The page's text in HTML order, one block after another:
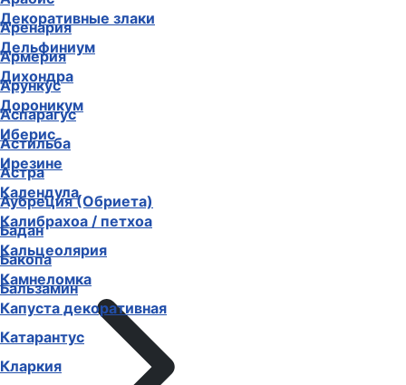
Аренария
Армерия
Арункус
Аспарагус
Астильба
Астра
Аубреция (Обриета)
Бадан
Бакопа
Бальзамин
Декоративные злаки
Дельфиниум
Дихондра
Дороникум
Иберис
Ирезине
Календула
Калибрахоа / петхоа
Кальцеолярия
Камнеломка
Капуста декоративная
Катарантус
Кларкия